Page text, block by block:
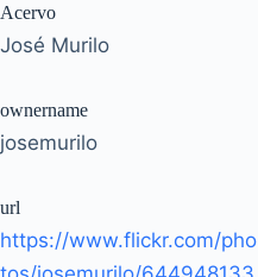
Acervo
José Murilo
ownername
josemurilo
url
https://www.flickr.com/pho